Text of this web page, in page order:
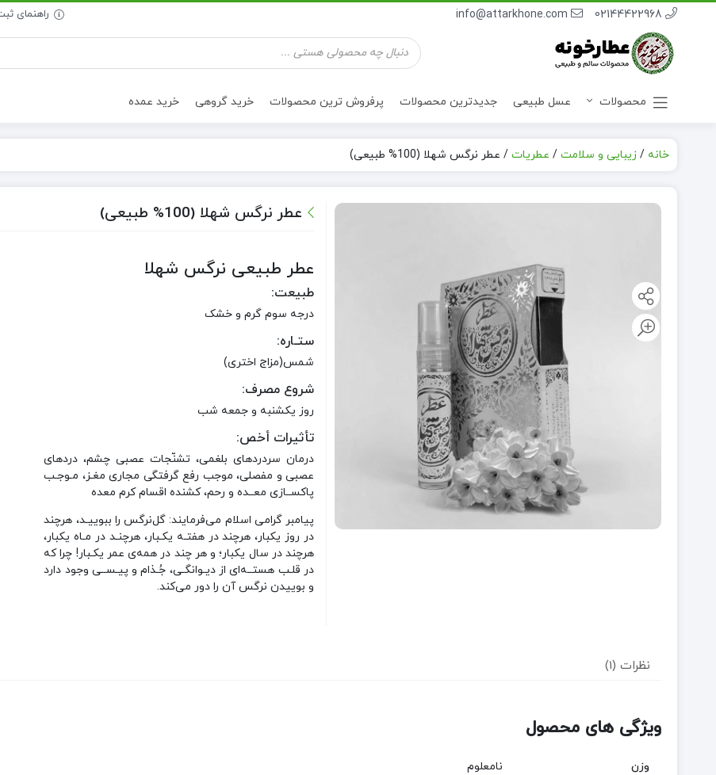
راهنمای 02144422968
info@attarkhone.com
جستجوی
محصولات
محصولات
نوشیدنی ها
عسل طبیعی جدیدترین محصولات پرفروش ترین محصولات خرید گروهی خرید عمده
خانه / زیبایی و سلامت/ عطریات/ عطر نرگس شهلا (100% طبیعی)
عطر نرگس شهلا (100% طبیعی)
عطر طبیعی نرگس شهلا
طبیعت:
درجه سوم گرم و خشک
ستـاره:
شمس(مزاج اختری)
شروع مصرف:
روز یکشنبه و جمعه شب
تأثیرات أخص:
درمان سردردهای بلغمی، تشنّجات عصبی چشم، دردهای
عصبی و مفصلی، موجب رفع گرفتگی مجاری مغـز، مـوجـب
پاکســازی معــده و رحم، کشنده اقسام کرم معده
پیامبر گرامی اسلام می‌فرمایند: گل‌نرگس را ببوییـد، هرچند
در روز یکبار، هرچند در هفتـه یکـبار، هرچنـد در مـاه یکبار،
هرچند در سال یکبار؛ و هر چند در همه‌ی عمر یکـبار! چرا که
در قلـب هستــه‌ای از دیـوانگـی، جُـذام و پیـســی وجود دارد
و بوییدن نرگس آن را دور می‌کند.
نظرات (1)
ویژگی های محصول
وزن نامعلوم